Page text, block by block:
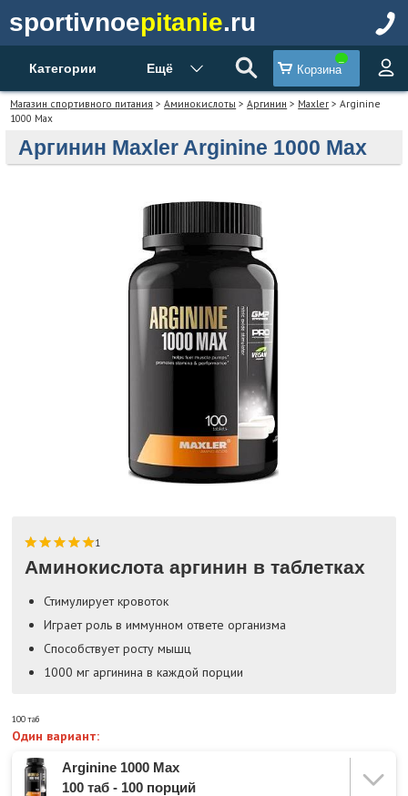
sportivnoepitanie.ru
Категории Ещё Корзина
Магазин спортивного питания >Аминокислоты >Аргинин > Maxler > Arginine
1000 Max
Аргинин Maxler Arginine 1000 Max
1
Аминокислота аргинин в таблетках
Стимулирует кровоток
Играет роль в иммунном ответе организма
Способствует росту мышц
1000 мг аргинина в каждой порции
100 таб
Один вариант:
Arginine 1000 Max
100 таб - 100 порций